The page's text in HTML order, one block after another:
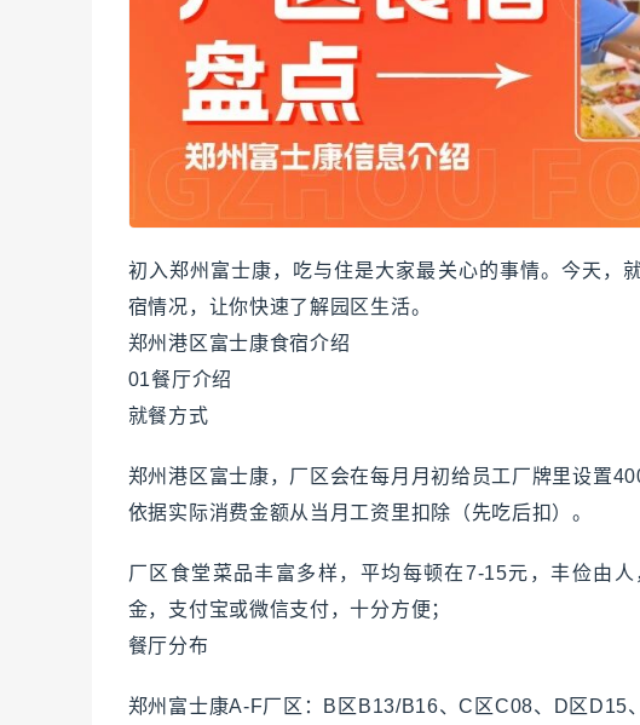
初入郑州富士康，吃与住是大家最关心的事情。今天，
宿情况，让你快速了解园区生活。
郑州港区富士康食宿介绍
01餐厅介绍
就餐方式
郑州港区富士康，厂区会在每月月初给员工厂牌里设置
依据实际消费金额从当月工资里扣除（先吃后扣）。
厂区食堂菜品丰富多样，平均每顿在7-15元，丰俭由
金，支付宝或微信支付，十分方便；
餐厅分布
郑州富士康A-F厂区：B区B13/B16、C区C08、D区D15